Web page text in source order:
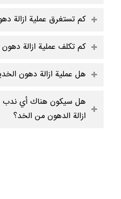
كم تستغرق عملية ازالة
كم تكلف عملية ازالة
هل عملية ازالة دهون
هل سيكون هناك أي ندب
ازالة الدهون من الخد؟